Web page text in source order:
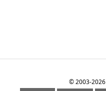
©2003-2026